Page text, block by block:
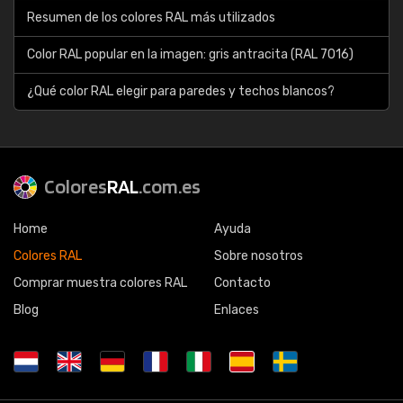
Resumen de los colores RAL más utilizados
Color RAL popular en la imagen: gris antracita (RAL 7016)
¿Qué color RAL elegir para paredes y techos blancos?
ColoresRAL.com.es
Home
Colores RAL
Comprar muestra colores RAL
Blog
Ayuda
Sobre nosotros
Contacto
Enlaces